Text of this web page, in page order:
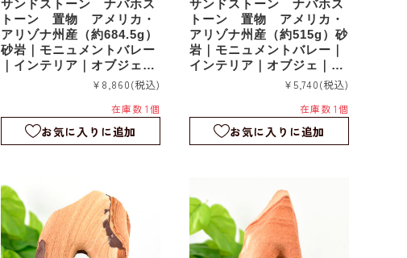
サンドストーン ナバホス
トーン 置物 アメリカ・
アリゾナ州産（約684.5g）
砂岩｜モニュメントバレー
｜インテリア｜オブジェ｜
¥8,860(税込)
在庫数 1個
お気に入りに追加
サンドストーン ナバホス
トーン 置物 アメリカ・
アリゾナ州産（約515g）砂
岩｜モニュメントバレー｜
インテリア｜オブジェ｜sd
¥5,740(税込)
在庫数 1個
お気に入りに追加